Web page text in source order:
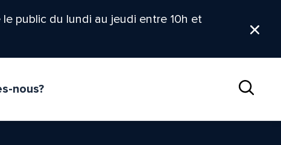
public du lundi au jeudi entre 10h et
nous?